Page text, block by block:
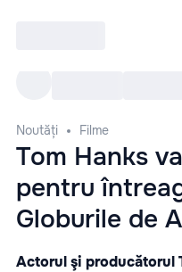
Noutăți Filme
Tom Hanks
pentru
Globurile de
Actorul şi producătorul